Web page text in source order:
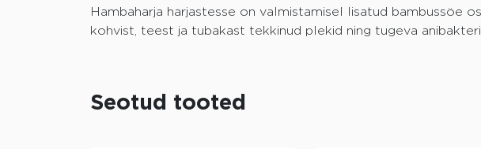
Hambaharja harjastesse on valmistamisel lisatud bambussöe
kohvist, teest ja tubakast tekkinud plekid ning tugeva
Seotud tooted